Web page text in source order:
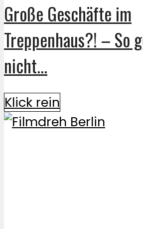
Große Geschäfte im
Treppenhaus?! – So
nicht...
Klick rein